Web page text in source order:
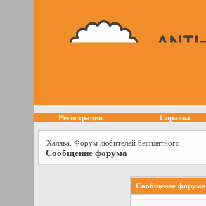
Регистрация Справка
Халява. Форум любителей бесплатного
Сообщение форума
Сообщение форума